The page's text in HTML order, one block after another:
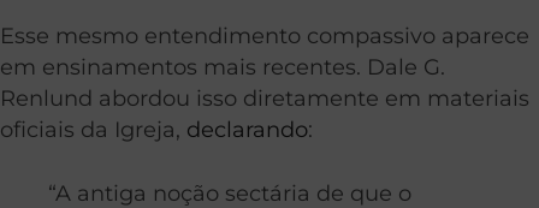
Esse mesmo entendimento compassivo aparece
em ensinamentos mais recentes. Dale G.
Renlund abordou isso diretamente em materiais
oficiais da Igreja, declarando:
“A antiga noção sectária de que o